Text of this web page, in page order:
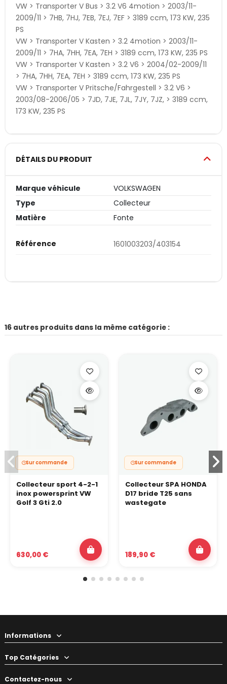
VW > Transporter V Bus > 3.2 V6 4motion > 2003/11-
2009/11 > 7HB, 7HJ, 7EB, 7EJ, 7EF > 3189 ccm, 173 KW, 235
PS
VW > Transporter V Kasten > 3.2 4motion > 2003/11-
2009/11 > 7HA, 7HH, 7EA, 7EH > 3189 ccm, 173 KW, 235 PS
VW > Transporter V Kasten > 3.2 V6 > 2004/02-2009/11
> 7HA, 7HH, 7EA, 7EH > 3189 ccm, 173 KW, 235 PS
VW > Transporter V Pritsche/Fahrgestell > 3.2 V6 >
2003/08-2006/05 > 7JD, 7JE, 7JL, 7JY, 7JZ, > 3189 ccm,
173 KW, 235 PS
DÉTAILS DU PRODUIT
Marque véhicule
VOLKSWAGEN
Type
Collecteur
Matière
Fonte
Référence 1601003203/403154
16 autres produits dans la même catégorie :
Sur commande
Collecteur sport 4-2-1
inox powersprint VW
Golf 3 Gti 2.0
630,00 €
Sur commande
Collecteur SPA HONDA
D17 bride T25 sans
wastegate
189,90 €
Informations
Top Catégories
Contactez-nous